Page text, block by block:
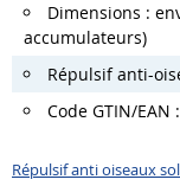
Dimensions :
accumulateurs)
Répulsif anti-
Code GTIN/EAN
Répulsif anti oiseaux